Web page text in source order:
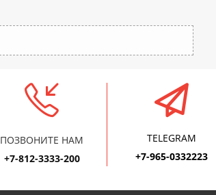
ПОЗВОНИТЕ НАМ
+7-812-3333-200
TELEGRAM
+7-965-0332223